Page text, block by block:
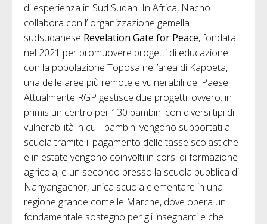
di esperienza in Sud Sudan. In Africa, Nacho
collabora con l’ organizzazione gemella
sudsudanese Revelation Gate for Peace, fondata
nel 2021 per promuovere progetti di educazione
con la popolazione Toposa nell’area di Kapoeta,
una delle aree più remote e vulnerabili del Paese.
Attualmente RGP gestisce due progetti, ovvero: in
primis un centro per 130 bambini con diversi tipi di
vulnerabilità in cui i bambini vengono supportati a
scuola tramite il pagamento delle tasse scolastiche
e in estate vengono coinvolti in corsi di formazione
agricola; e un secondo presso la scuola pubblica di
Nanyangachor, unica scuola elementare in una
regione grande come le Marche, dove opera un
fondamentale sostegno per gli insegnanti e che